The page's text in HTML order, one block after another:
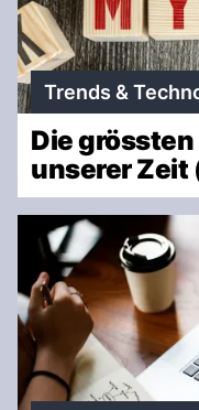
Trends &
Die
unserer Zeit